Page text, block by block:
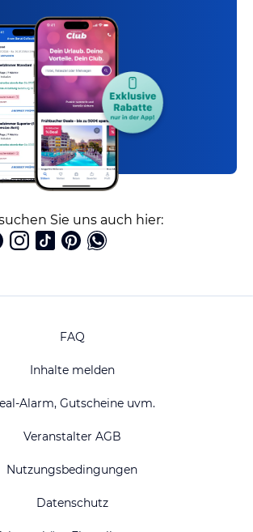
Sie uns auch hier:
FAQ
Inhalte melden
Alarm, Gutscheine uvm.
Veranstalter AGB
Nutzungsbedingungen
Datenschutz